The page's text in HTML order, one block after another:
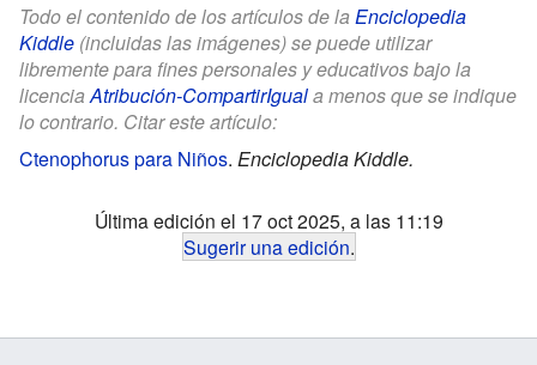
Todo el contenido de los artículos de la Enciclopedia
Kiddle (incluidas las imágenes) se puede utilizar
libremente para fines personales y educativos bajo la
licenciaAtribución-CompartirIguala menos que se indique
lo contrario. Citar este artículo:
Ctenophorus para Niños. Enciclopedia Kiddle.
Última edición el 17 oct 2025, a las 11:19
Sugerir una edición.